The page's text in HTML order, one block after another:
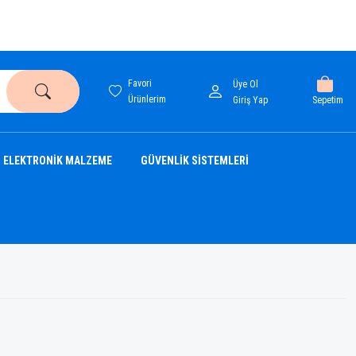
Favori
Ürünlerim
Giriş Yap
Üye Ol
Sepetim
ELEKTRONİK MALZEME GÜVENLİK SİSTEMLERİ